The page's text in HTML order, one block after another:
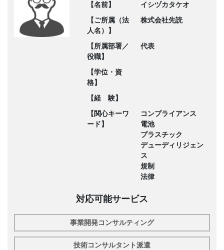
【名前】
イシヅカタケオ
【ご所属（法
人名）】
株式会社先読
【所属部署／
役職】
代表
【学位・資
格】
【経 験】
【関心キーワ
ード】
コンプライアンス
電池
プラスチック
デューディリジェン
ス
規制
法律
対応可能サービス
事業開発コンサルティング
技術コンサルタント派遣